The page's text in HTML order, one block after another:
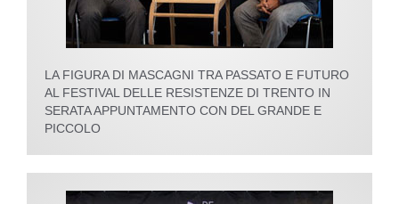
LA FIGURA DI MASCAGNI TRA PASSATO E FUTURO
AL FESTIVAL DELLE RESISTENZE DI TRENTO IN
SERATA APPUNTAMENTO CON DEL GRANDE E
PICCOLO